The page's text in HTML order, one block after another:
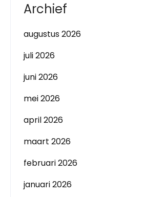
Archief
augustus 2026
juli 2026
juni 2026
mei 2026
april 2026
maart 2026
februari 2026
januari 2026